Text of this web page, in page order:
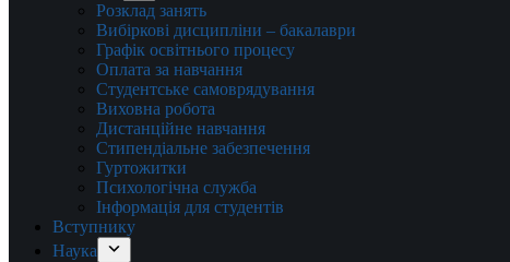
Розклад занять
Вибіркові дисципліни – бакалаври
Графік освітнього процесу
Оплата за навчання
Студентське самоврядування
Виховна робота
Дистанційне навчання
Стипендіальне забезпечення
Гуртожитки
Психологічна служба
Інформація для студентів
Вступнику
Наука